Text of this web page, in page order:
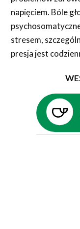
napięciem. Bóle
stresem,
presja jest